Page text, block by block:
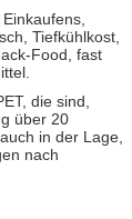
Tiefkühlkost,
Food, fast
die sind,
über 20
in der Lage,
nach